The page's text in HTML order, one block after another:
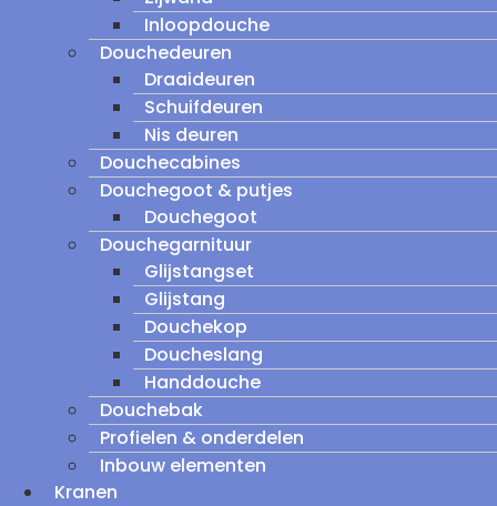
Inloopdouche
Douchedeuren
Draaideuren
Schuifdeuren
Nis deuren
Douchecabines
Douchegoot & putjes
Douchegoot
Douchegarnituur
Glijstangset
Glijstang
Douchekop
Doucheslang
Handdouche
Douchebak
Profielen & onderdelen
Inbouw elementen
Kranen